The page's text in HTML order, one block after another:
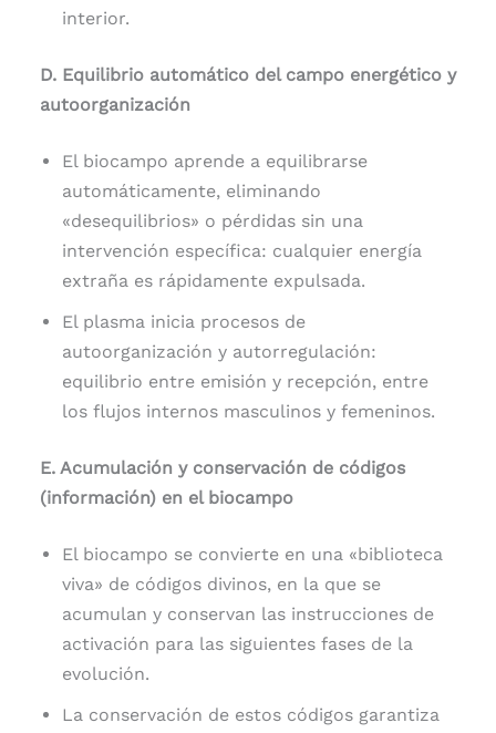
interior.
D. Equilibrio automático del campo energético y
autoorganización
El biocampo aprende a equilibrarse
automáticamente, eliminando
«desequilibrios» o pérdidas sin una
intervención específica: cualquier energía
extraña es rápidamente expulsada.
El plasma inicia procesos de
autoorganización y autorregulación:
equilibrio entre emisión y recepción, entre
los flujos internos masculinos y femeninos.
E. Acumulación y conservación de códigos
(información) en el biocampo
El biocampo se convierte en una «biblioteca
viva» de códigos divinos, en la que se
acumulan y conservan las instrucciones de
activación para las siguientes fases de la
evolución.
La conservación de estos códigos garantiza